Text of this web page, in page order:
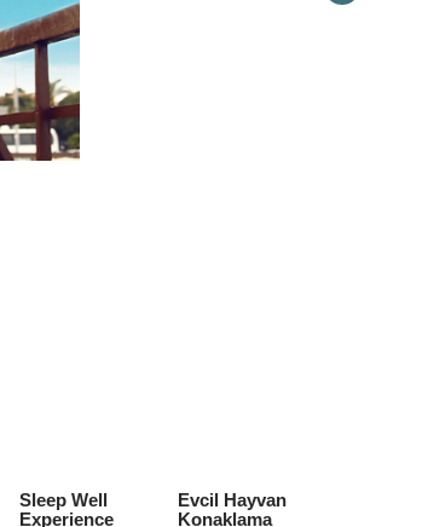
Sleep Well
Experience
Evcil Hayvan
Konaklama